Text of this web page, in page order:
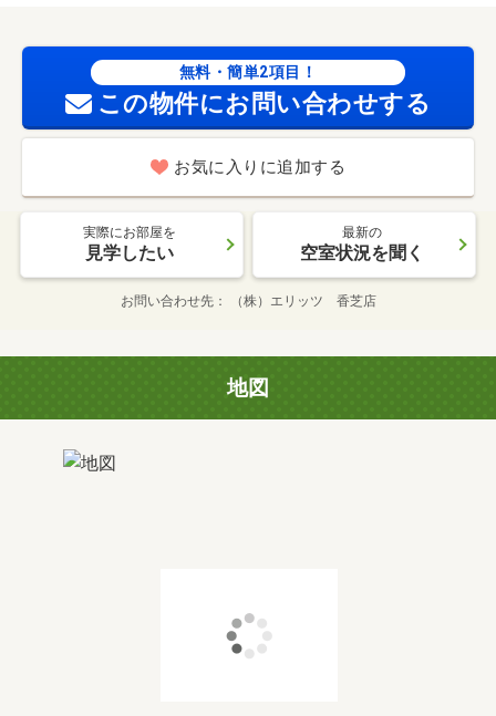
無料・簡単2項目！
この物件にお問い合わせする
お気に入りに追加する
実際にお部屋を
見学したい
最新の
空室状況を聞く
お問い合わせ先 （株）エリッツ 香芝店
地図